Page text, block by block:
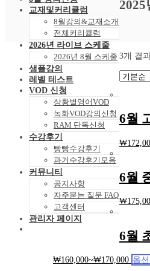
교재및커리큘럼
8월강의&교재소개
전체커리큘럼
2026년 라이브 스케줄
2026년 8월 스케줄
샘플강의
레벨 테스트
VOD 신청
상황별영어VOD
녹화VOD강의신청
RAM 단독신청
수강후기
빵빵수강후기
과거수강후기모음
커뮤니티
공지사항
자주묻는 질문 FAQ
고객센터
관리자 페이지
3개 결
6월
₩
6월
₩
6월
₩160,000~₩170,000 옵